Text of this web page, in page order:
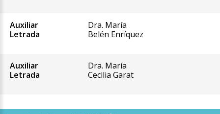
Auxiliar
Letrada
Dra. María
Belén Enríquez
Auxiliar
Letrada
Dra. María
Cecilia Garat